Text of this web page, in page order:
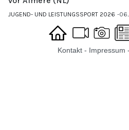
JUGEND- UND LEISTUNGSSPORT 2026
Kontakt - Impressum -